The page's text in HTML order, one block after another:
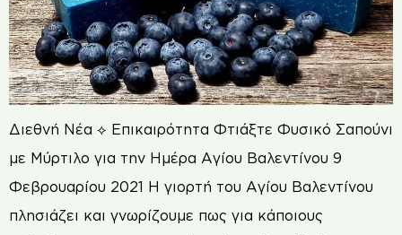
Διεθνή Νέα ⟡ Επικαιρότητα Φτιάξτε Φυσικό Σαπούνι
με Μύρτιλο για την Ημέρα Αγίου Βαλεντίνου 9
Φεβρουαρίου 2021 Η γιορτή του Αγίου Βαλεντίνου
πλησιάζει και γνωρίζουμε πως για κάποιους